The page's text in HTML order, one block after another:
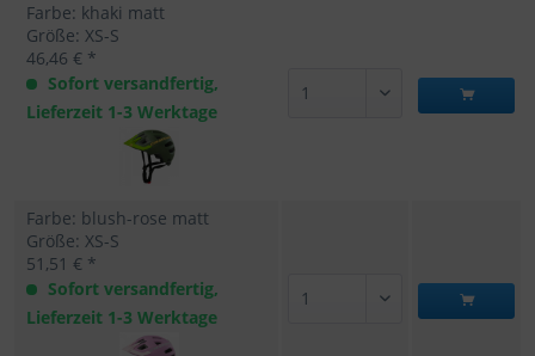
Farbe: khaki matt
Größe: XS-S
46,46 € *
Sofort versandfertig,
Lieferzeit 1-3 Werktage
Farbe: blush-rose matt
Größe: XS-S
51,51 € *
Sofort versandfertig,
Lieferzeit 1-3 Werktage